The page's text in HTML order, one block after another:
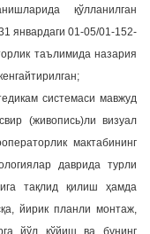
қўлланилган
январдаги 01-05/01-152-
таълимида назария
системаси мавжуд
(живопись)ли визуал
мактабининг
даврида турли
тақлид қилиш ҳамда
йирик планли монтаж,
йўл қўйиш ва бунинг